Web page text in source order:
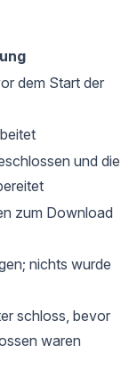
dem Start der
und die
zum Download
nichts wurde
schloss, bevor
waren